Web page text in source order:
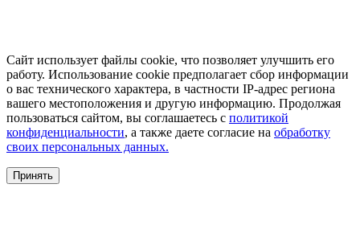
Сайт использует файлы cookie, что позволяет улучшить его
работу. Использование cookie предполагает сбор информации
о вас технического характера, в частности IP-адрес региона
вашего местоположения и другую информацию. Продолжая
пользоваться сайтом, вы соглашаетесь с политикой
конфиденциальности, а также даете согласие на обработку
своих персональных данных.
Принять